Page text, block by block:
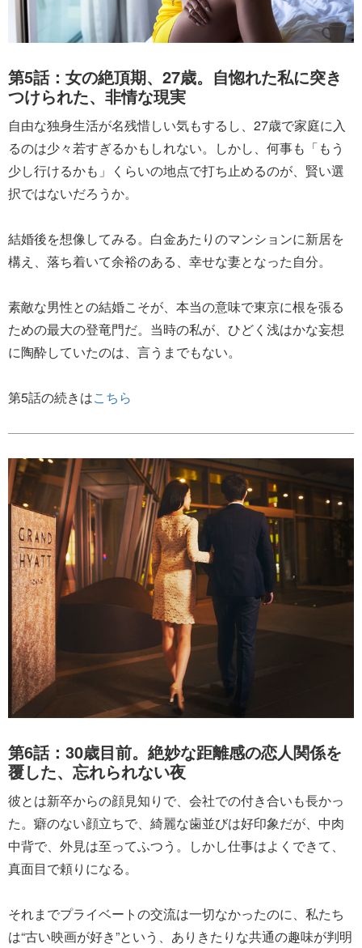
第5話：女の絶頂期、27歳。自惚れた私に突き
つけられた、非情な現実
自由な独身生活が名残惜しい気もするし、27歳で家庭に入
るのは少々若すぎるかもしれない。しかし、何事も「もう
少し行けるかも」くらいの地点で打ち止めるのが、賢い選
択ではないだろうか。
結婚後を想像してみる。白金あたりのマンションに新居を
構え、落ち着いて余裕のある、幸せな妻となった自分。
素敵な男性との結婚こそが、本当の意味で東京に根を張る
ための最大の登竜門だ。当時の私が、ひどく浅はかな妄想
に陶酔していたのは、言うまでもない。
第5話の続きはこちら
第6話：30歳目前。絶妙な距離感の恋人関係を
覆した、忘れられない夜
彼とは新卒からの顔見知りで、会社での付き合いも長かっ
た。癖のない顔立ちで、綺麗な歯並びは好印象だが、中肉
中背で、外見は至ってふつう。しかし仕事はよくできて、
真面目で頼りになる。
それまでプライベートの交流は一切なかったのに、私たち
は“古い映画が好き”という、ありきたりな共通の趣味が判明